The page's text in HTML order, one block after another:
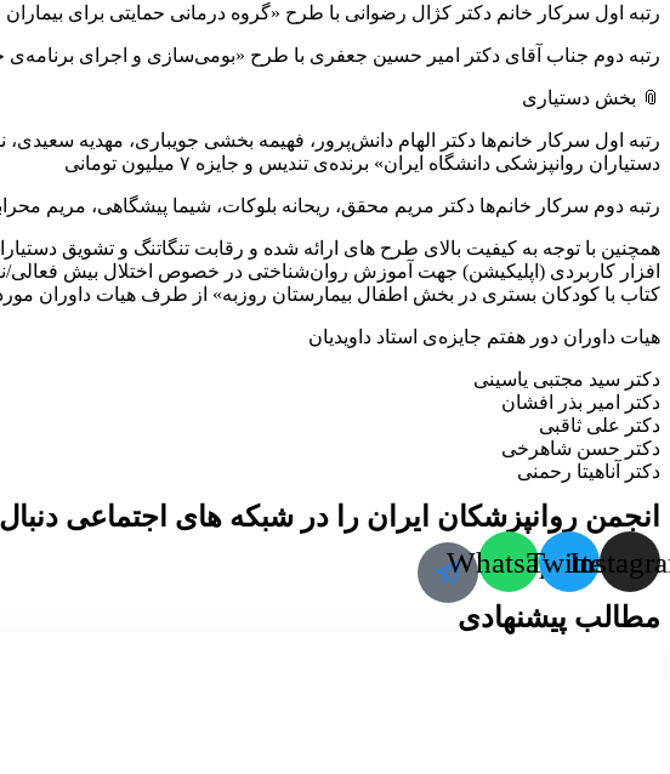
رتبه اول سرکار خانم دکتر کژال رضوانی با طرح «گروه درمانی حمایتی برای بیماران
رتبه دوم جناب آقای دکتر امیر حسین جعفری با طرح «بومی‌سازی و اجرای برنامه‌ی جامع
📎 بخش دستیاری
رتبه اول سرکار خانم‌ها دکتر الهام دانش‌پرور، فهیمه بخشی جویباری، مهدیه
دستیاران روانپزشکی دانشگاه ایران» برنده‌ی تندیس و جایزه ۷ میلیون تومانی
رتبه دوم سرکار خانم‌ها دکتر مریم محقق، ریحانه بلوکات، شیما پیشگاهی، مریم محرابی با
همچنین با توجه به کیفیت بالای طرح های ارائه شده و رقابت تنگاتنگ و تشویق
افزار کاربردی (اپلیکیشن) جهت آموزش روان‌شناختی در خصوص اختلال بیش
کتاب با کودکان بستری در بخش اطفال بیمارستان روزبه» از طرف هیات داوران مورد
هیات داوران دور هفتم جایزه‌ی استاد داویدیان
دکتر سید مجتبی یاسینی
دکتر امیر بذر افشان
دکتر علی ثاقبی
دکتر حسن شاهرخی
دکتر آناهیتا رحمنی
انجمن روانپزشکان ایران را در شبکه های اجتماعی
Twitter
Whatsapp
مطالب پیشنهادی